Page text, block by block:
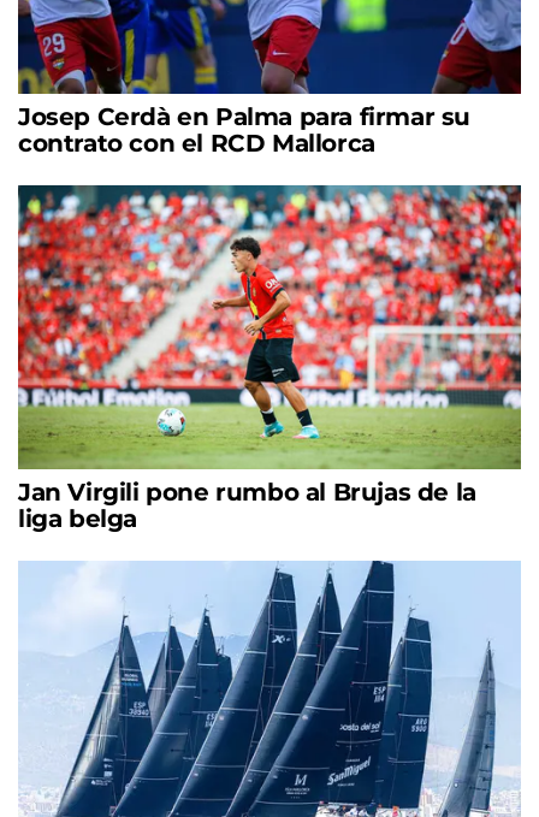
Josep Cerdà en Palma para firmar su
contrato con el RCD Mallorca
Jan Virgili pone rumbo al Brujas de la
liga belga